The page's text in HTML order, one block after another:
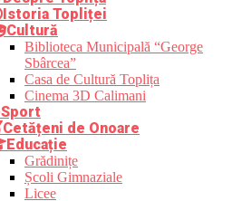
Istoria Topliței
Cultură
Biblioteca Municipală “George
Sbârcea”
Casa de Cultură Toplița
Cinema 3D Calimani
Sport
Cetățeni de Onoare
Educație
Grădinițe
Școli Gimnaziale
Licee